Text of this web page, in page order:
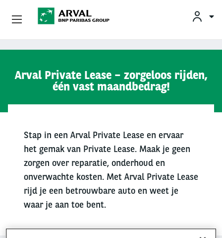
Arval Private Lease – zorgeloos rijden,
één vast maandbedrag!
Stap in een Arval Private Lease en ervaar
het gemak van Private Lease. Maak je geen
zorgen over reparatie, onderhoud en
onverwachte kosten. Met Arval Private Lease
rijd je een betrouwbare auto en weet je
waar je aan toe bent.
Zakelijk Leasen
Private Lease
Klantenservice
Over Arval